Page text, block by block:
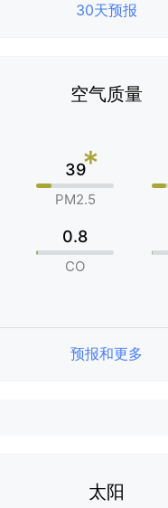
30天预报
空气质量
39*
PM2.5
0.8
CO
预报和更多
太阳